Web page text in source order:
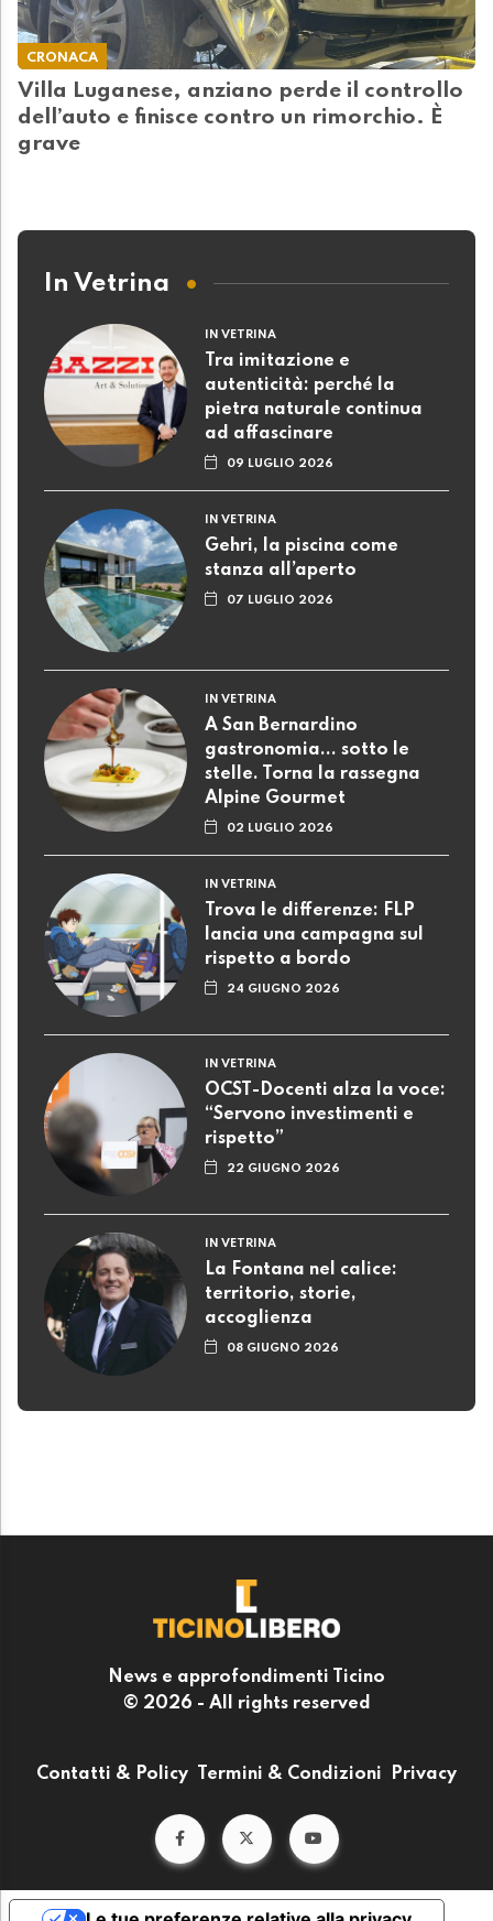
CRONACA
Villa Luganese, anziano perde il controllo
dell’auto e finisce contro un rimorchio. È
grave
In Vetrina
IN VETRINA
Tra imitazione e
autenticità: perché la
pietra naturale continua
ad affascinare
09 LUGLIO 2026
IN VETRINA
Gehri, la piscina come
stanza all’aperto
07 LUGLIO 2026
IN VETRINA
A San Bernardino
gastronomia... sotto le
stelle. Torna la rassegna
Alpine Gourmet
02 LUGLIO 2026
IN VETRINA
Trova le differenze: FLP
lancia una campagna sul
rispetto a bordo
24 GIUGNO 2026
IN VETRINA
OCST-Docenti alza la voce:
“Servono investimenti e
rispetto”
22 GIUGNO 2026
IN VETRINA
La Fontana nel calice:
territorio, storie,
accoglienza
08 GIUGNO 2026
News e approfondimenti Ticino
© 2026 - All rights reserved
Contatti & Policy Termini & Condizioni Privacy